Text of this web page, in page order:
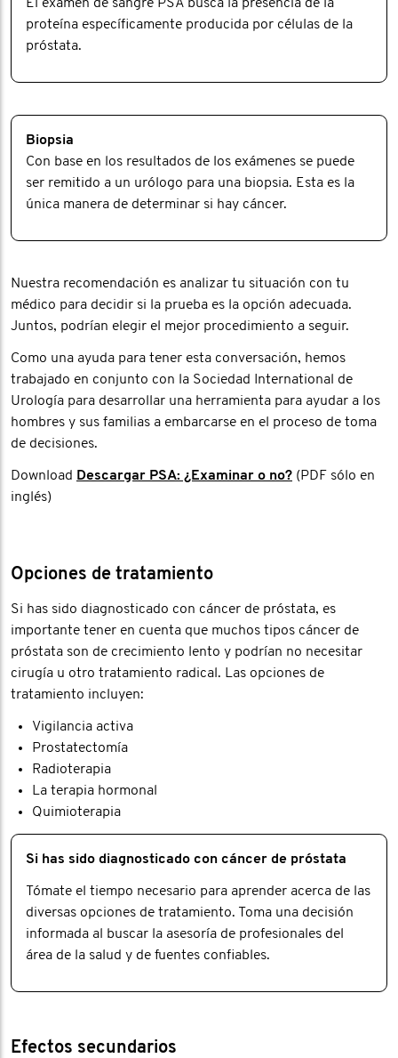
El examen de sangre PSA busca la presencia de la
proteína específicamente producida por células de la
próstata.
Biopsia
Con base en los resultados de los exámenes se puede
ser remitido a un urólogo para una biopsia. Esta es la
única manera de determinar si hay cáncer.
Nuestra recomendación es analizar tu situación con tu
médico para decidir si la prueba es la opción adecuada.
Juntos, podrían elegir el mejor procedimiento a seguir.
Como una ayuda para tener esta conversación, hemos
trabajado en conjunto con la Sociedad International de
Urología para desarrollar una herramienta para ayudar a los
hombres y sus familias a embarcarse en el proceso de toma
de decisiones.
Download Descargar PSA: ¿Examinar o no? (PDF sólo en
inglés)
Opciones de tratamiento
Si has sido diagnosticado con cáncer de próstata, es
importante tener en cuenta que muchos tipos cáncer de
próstata son de crecimiento lento y podrían no necesitar
cirugía u otro tratamiento radical. Las opciones de
tratamiento incluyen:
Vigilancia activa
Prostatectomía
Radioterapia
La terapia hormonal
Quimioterapia
Si has sido diagnosticado con cáncer de próstata
Tómate el tiempo necesario para aprender acerca de las
diversas opciones de tratamiento. Toma una decisión
informada al buscar la asesoría de profesionales del
área de la salud y de fuentes confiables.
Efectos secundarios